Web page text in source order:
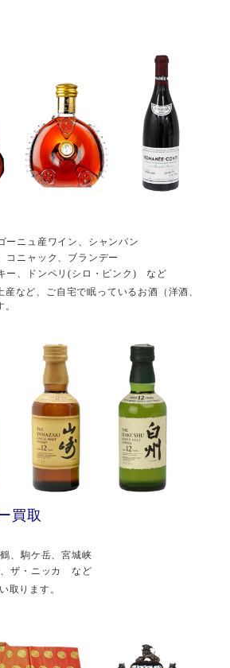
ーニュ産ワイン、シャンパン
コニャック、ブランデー
ー、ドンペリ(シロ・ピンク) など
産など、ご自宅で眠っているお酒（洋酒、
買取
、駒ケ岳、宮城峡
、ザ・ニッカ など
取ります。